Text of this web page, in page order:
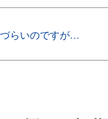
らいのですが…